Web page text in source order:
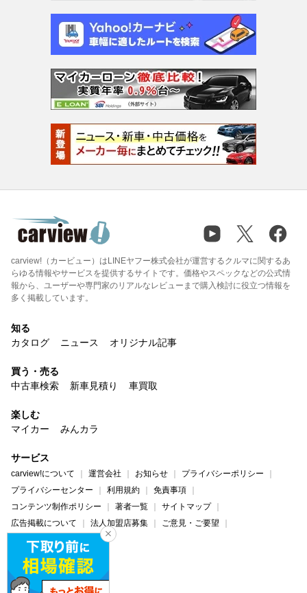
carview!（カービュー）はLINEヤフー株式会社が運営するクルマに関するあ
らゆる情報やサービスを提供するサイトです。価格やスペックなどの公式情
報から、ユーザーや専門家のリアルなレビューまで購入検討に役立つ情報を
多く掲載しています。
知る
カタログ
ニュース オリジナル記事
買う・売る
中古車検索
新車見積り 車買取
楽しむ
マイカー
みんカラ
サービス
carview!について 運営会社 お知らせ
プライバシーポリシー
プライバシーセンター
利用規約
免責事項
コンテンツ制作ポリシー
著者一覧
サイトマップ
広告掲載について
法人加盟店募集
ご意見・ご要望
ヘルプ・お問い合わせ
carview! Yahoo! JAPAN